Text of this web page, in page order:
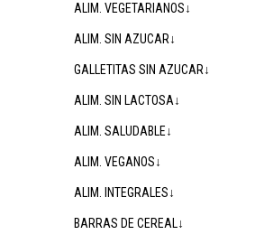
ALIM. VEGETARIANOS↓
ALIM. SIN AZUCAR↓
GALLETITAS SIN AZUCAR↓
ALIM. SIN LACTOSA↓
ALIM. SALUDABLE↓
ALIM. VEGANOS↓
ALIM. INTEGRALES↓
BARRAS DE CEREAL↓